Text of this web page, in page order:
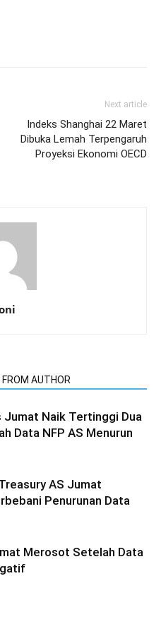
Next article
Indeks Shanghai 22 Maret
Dibuka Lemah Terpengaruh
Proyeksi Ekonomi OECD
FROM AUTHOR
Jumat Naik Tertinggi Dua
Data NFP AS Menurun
AS Jumat
Penurunan Data
Merosot Setelah Data